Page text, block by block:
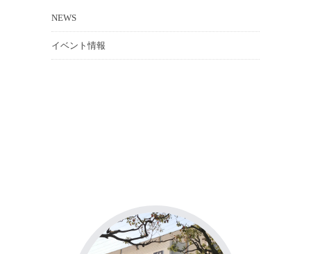
NEWS
イベント情報